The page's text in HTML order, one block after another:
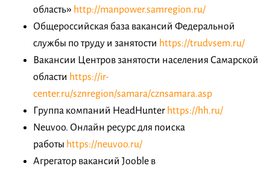
область» http://manpower.samregion.ru/
Общероссийская база вакансий Федеральной
службы по труду и занятости https://trudvsem.ru/
Вакансии Центров занятости населения Самарской
области https://ir-
center.ru/sznregion/samara/cznsamara.asp
Группа компаний HeadHunter https://hh.ru/
Neuvoo. Онлайн ресурс для поиска
работы https://neuvoo.ru/
Агрегатор вакансий Jooble в